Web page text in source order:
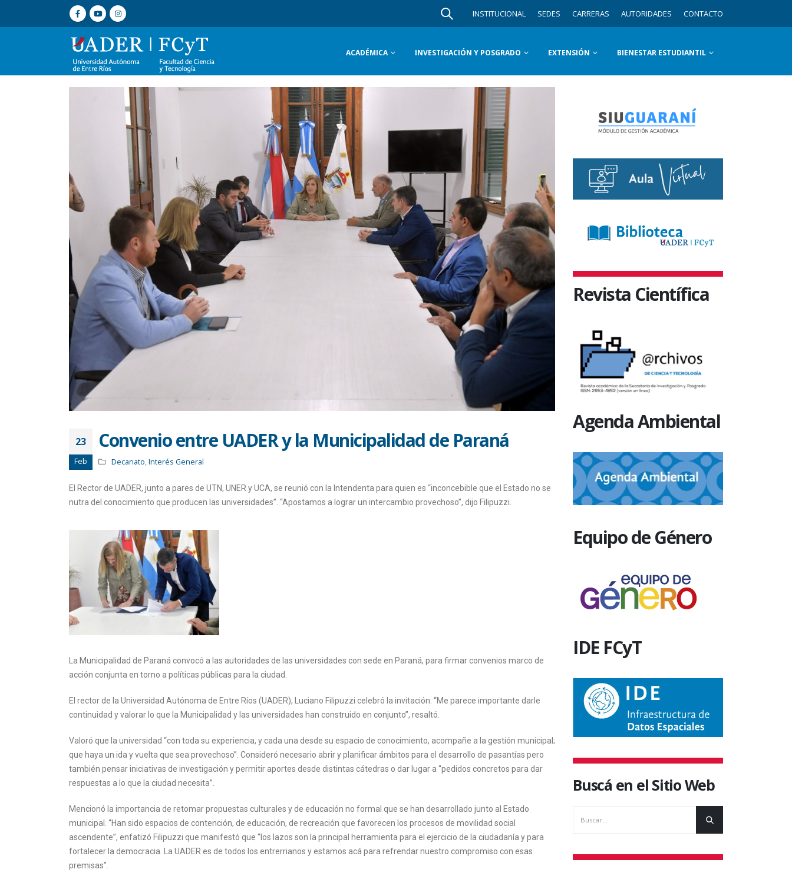
INSTITUCIONAL SEDES CARRERAS AUTORIDADES CONTACTO
ACADÉMICA INVESTIGACIÓN Y POSGRADO EXTENSIÓN BIENESTAR ESTUDIANTIL
23
Feb
Convenio entre UADER y la Municipalidad de Paraná
Decanato,Interés General
El Rector de UADER, junto a pares de UTN, UNER y UCA, se reunió con la Intendenta para quien es “inconcebible que el Estado no se
nutra del conocimiento que producen las universidades”. “Apostamos a lograr un intercambio provechoso”, dijo Filipuzzi.
La Municipalidad de Paraná convocó a las autoridades de las universidades con sede en Paraná, para firmar convenios marco de
acción conjunta en torno a políticas públicas para la ciudad.
El rector de la Universidad Autónoma de Entre Ríos (UADER), Luciano Filipuzzi celebró la invitación: “Me parece importante darle
continuidad y valorar lo que la Municipalidad y las universidades han construido en conjunto”, resaltó.
Valoró que la universidad “con toda su experiencia, y cada una desde su espacio de conocimiento, acompañe a la gestión municipal;
que haya un ida y vuelta que sea provechoso”. Consideró necesario abrir y planificar ámbitos para el desarrollo de pasantías pero
también pensar iniciativas de investigación y permitir aportes desde distintas cátedras o dar lugar a “pedidos concretos para dar
respuestas a lo que la ciudad necesita”.
Mencionó la importancia de retomar propuestas culturales y de educación no formal que se han desarrollado junto al Estado
municipal. “Han sido espacios de contención, de educación, de recreación que favorecen los procesos de movilidad social
ascendente”, enfatizó Filipuzzi que manifestó que “los lazos son la principal herramienta para el ejercicio de la ciudadanía y para
fortalecer la democracia. La UADER es de todos los entrerrianos y estamos acá para refrendar nuestro compromiso con esas
premisas”.
Revista Científica
Agenda Ambiental
Equipo de Género
IDE FCyT
Buscá en el Sitio Web